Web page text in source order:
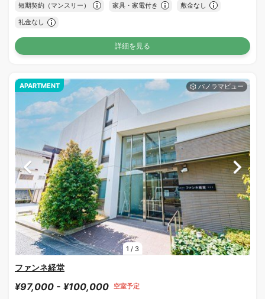
短期契約（マンスリー） 家具・家電付き 敷金なし
礼金なし
詳細を見る
1 / 3
APARTMENT
ファンネ経堂
¥97,000 - ¥100,000 空室予定